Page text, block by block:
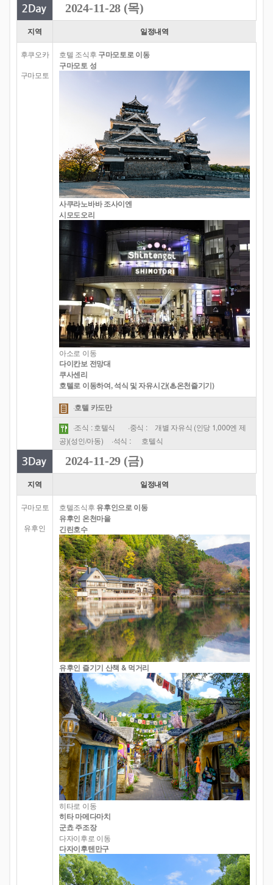
2024-11-28 (목)
지역 일정내역
후쿠오카
구마모토
호텔 조식후 구마모토로 이동
구마모토 성
사쿠라노바바 조사이엔
시모도오리
아소로 이동
다이칸보 전망대
쿠사센리
호텔로 이동하여, 석식 및 자유시간(♨온천즐기기)
·호텔 카도만
·조식 : 호텔식 ·중식 :
개별 자유식 (인당 1,000엔 제
공)(성인/아동) ·석식 : 호텔식
2024-11-29 (금)
지역 일정내역
구마모토
유후인
호텔조식후 유후인으로 이동
유후인 온천마을
긴린호수
유후인 즐기기 산책 & 먹거리
히타로 이동
히타 마메다마치
군쵸 주조장
다자이후로 이동
다자이후텐만구